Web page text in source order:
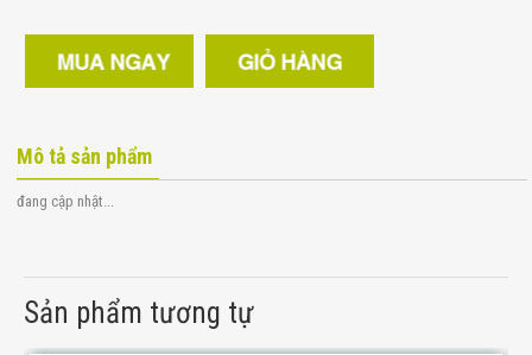
Mô tả sản phẩm
đang cập nhật...
Sản phẩm tương tự